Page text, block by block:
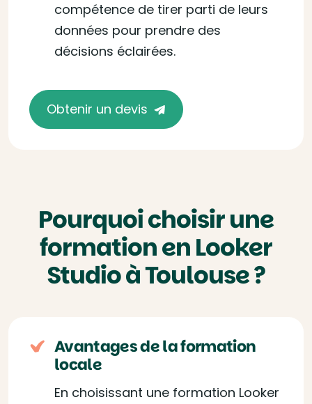
compétence de tirer parti de leurs
données pour prendre des
décisions éclairées.
Obtenir un devis
Pourquoi choisir une
formation en Looker
Studio à Toulouse ?
Avantages de la formation
locale
En choisissant une formation Looker